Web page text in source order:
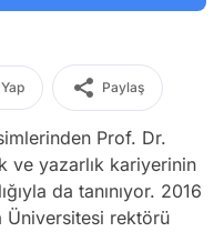
Paylaş
Prof. Dr.
ve yazarlık kariyerinin
da tanınıyor. 2016
Üniversitesi rektörü